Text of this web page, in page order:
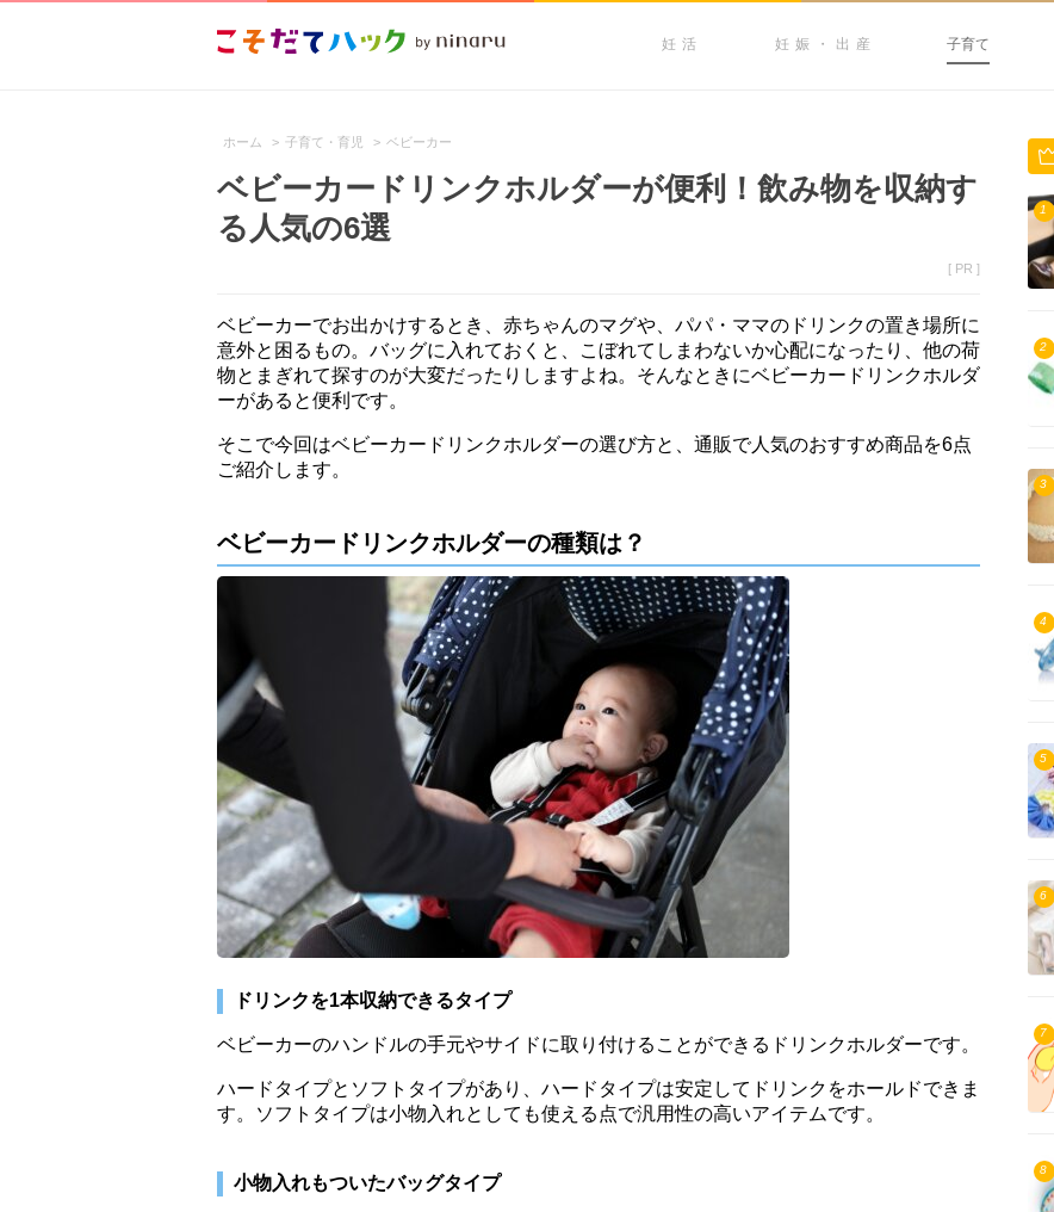
妊活 妊娠・出産 子育て
ホーム > 子育て・育児 > ベビーカー
ベビーカードリンクホルダーが便利！飲み物を収納す
る人気の6選
[ PR ]
ベビーカーでお出かけするとき、赤ちゃんのマグや、パパ・ママのドリンクの置き場所に
意外と困るもの。バッグに入れておくと、こぼれてしまわないか心配になったり、他の荷
物とまぎれて探すのが大変だったりしますよね。そんなときにベビーカードリンクホルダ
ーがあると便利です。
そこで今回はベビーカードリンクホルダーの選び方と、通販で人気のおすすめ商品を6点
ご紹介します。
ベビーカードリンクホルダーの種類は？
ドリンクを1本収納できるタイプ
ベビーカーのハンドルの手元やサイドに取り付けることができるドリンクホルダーです。
ハードタイプとソフトタイプがあり、ハードタイプは安定してドリンクをホールドできま
す。ソフトタイプは小物入れとしても使える点で汎用性の高いアイテムです。
小物入れもついたバッグタイプ
1
2
3
4
5
6
7
8